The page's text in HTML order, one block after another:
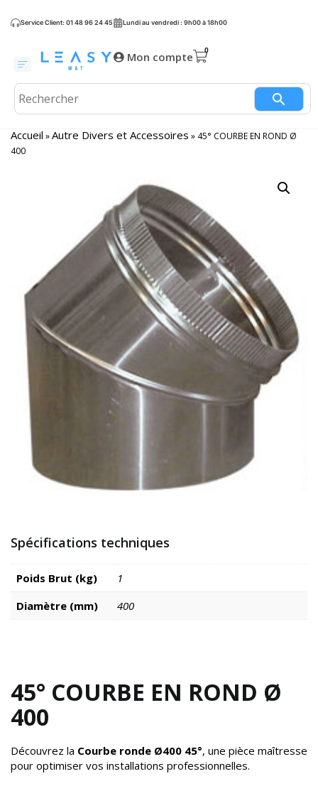
Service Client: 01 48 96 24 45 Lundi au vendredi : 9h00 à 18h00
Mon compte
Accueil »Autre Divers et Accessoires » 45° COURBE EN ROND Ø
400
Spécifications techniques
Poids Brut (kg)
1
Diamètre (mm)
400
45° COURBE EN ROND Ø
400
Découvrez la Courbe ronde Ø400 45°, une pièce maîtresse
pour optimiser vos installations professionnelles.